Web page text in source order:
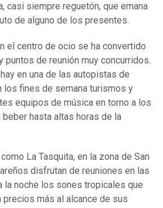
casi siempre reguetón, que emana
de alguno de los presentes.
el centro de ocio se ha convertido
puntos de reunión muy concurridos.
en una de las autopistas de
los fines de semana turismos y
equipos de música en torno a los
hasta altas horas de la
La Tasquita, en la zona de San
disfrutan de reuniones en las
la noche los sones tropicales que
precios más al alcance de sus